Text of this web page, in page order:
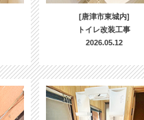
[唐津市東城内]
トイレ改装工事
2026.05.12